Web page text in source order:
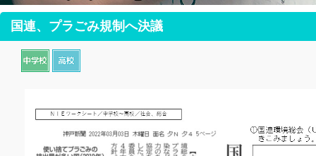
国連、プラごみ規制へ決議